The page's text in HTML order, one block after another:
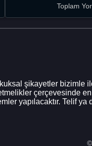
Toplam
şikayetler bizimle
çerçevesinde
yapılacaktır. Telif ya